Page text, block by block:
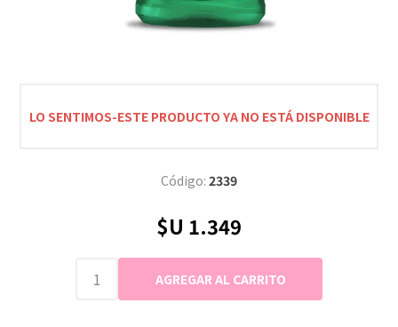
LO SENTIMOS-ESTE PRODUCTO YA NO ESTÁ DISPONIBLE
Código: 2339
$U 1.349